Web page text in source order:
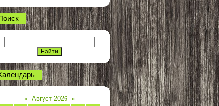
« Август 2026 »